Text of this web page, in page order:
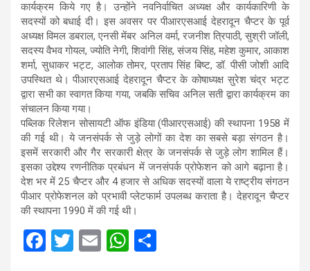
कार्यक्रम किये गए है। उन्होंने नवनिर्वाचित अध्यक्ष और कार्यकारिणी के
सदस्यों को बधाई दी। इस अवसर पर पीआरएसआई देहरादून चैप्टर के पूर्व
अध्यक्ष विमल डबराल, एनसी मेंबर अनिल वर्मा, रजनीश त्रिपाठी, सुश्री जॉली,
सदस्य वैभव गोयल, ज्योति नेगी, शिवांगी सिंह, संजय सिंह, महेश कुमार, आकाश
शर्मा, सुधाकर भट्ट, आलोक तोमर, प्रताप सिंह बिष्ट, डॉ. पीसी जोशी आदि
उपस्थित थे। पीआरएसआई देहरादून चैप्टर के कोषाध्यक्ष सुरेश चंद्र भट्ट
द्वारा सभी का स्वागत किया गया, जबकि सचिव अनिल सती द्वारा कार्यक्रम का
संचालन किया गया।
पब्लिक रिलेशन सोसायटी ऑफ इंडिया (पीआरएसआई) की स्थापना 1958 में
की गई थी। ये जनसंपर्क से जुड़े लोगों का देश का सबसे बड़ा संगठन है।
इसमें सरकारी और गैर सरकारी क्षेत्र के जनसंपर्क से जुड़े लोग शामिल हैं।
इसका उद्देश्य रणनीतिक प्रबंधन में जनसंपर्क प्रोफेशन को आगे बढ़ाना है।
देश भर में 25 चैप्टर और 4 हजार से अधिक सदस्यों वाला ये राष्ट्रीय संगठन
पीआर प्रोफेशनल को प्रभावी प्लेटफार्म उपलब्ध कराता है। देहरादून चैप्टर
की स्थापना 1990 में की गई थी।
F
T
E
W